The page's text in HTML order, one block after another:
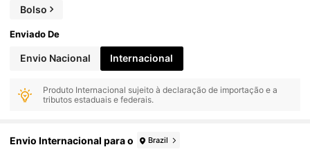
Bolso
Enviado De
Envio Nacional Internacional
Produto Internacional sujeito à declaração de importação e a
tributos estaduais e federais.
Envio Internacional para o Brazil